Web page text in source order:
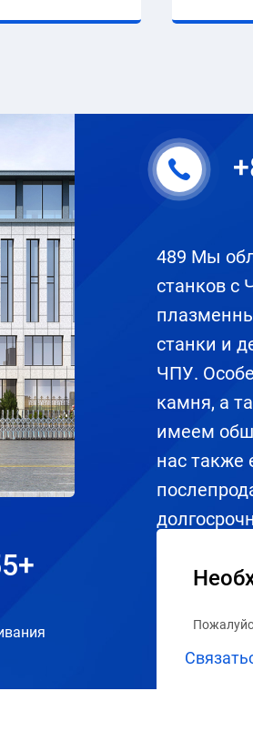
+
489 Мы
станков с
станки и
ЧПУ.
камня, а
имеем
нас также
ценность.